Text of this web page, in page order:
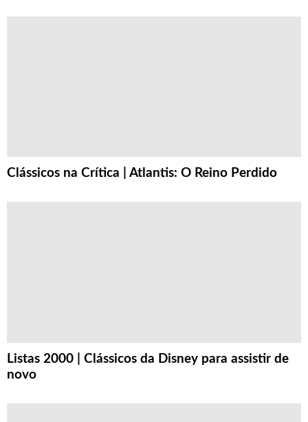
Clássicos na Crítica | Atlantis: O Reino Perdido
Listas 2000 | Clássicos da Disney para assistir de
novo